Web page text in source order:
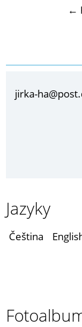
←
jirka-
Jazyky
Čeština